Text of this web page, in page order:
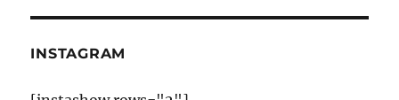
ジ
送
INSTAGRAM